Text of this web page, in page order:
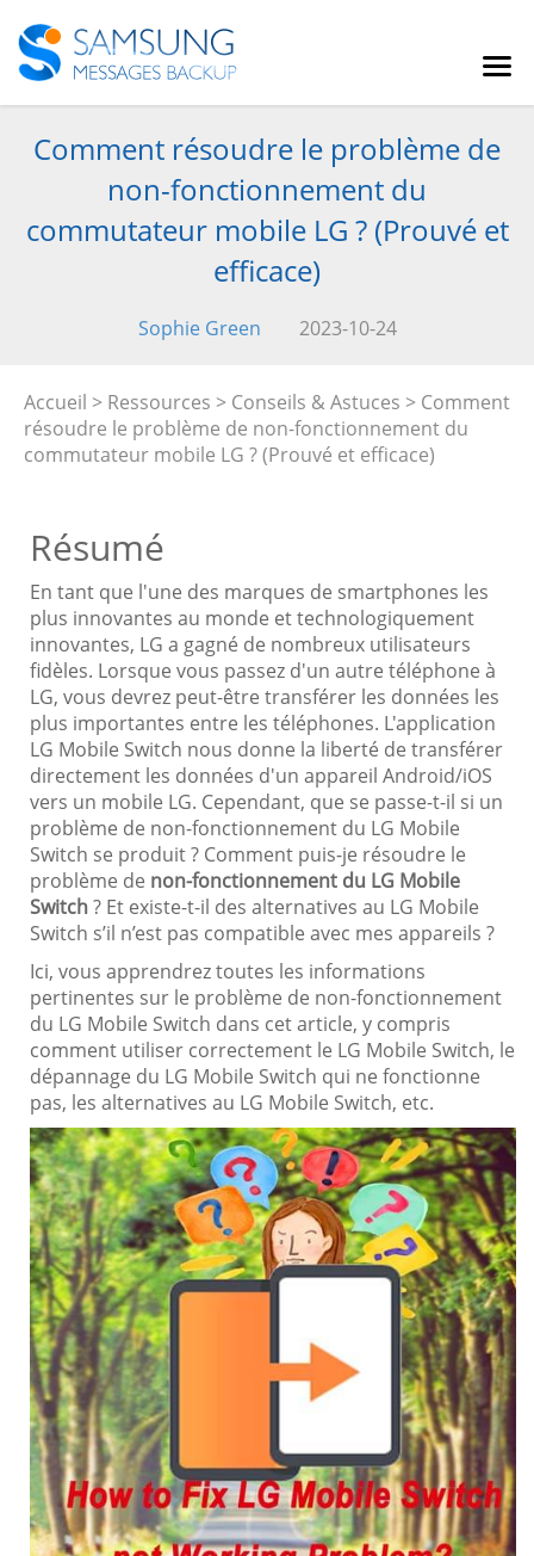
Comment résoudre le problème de
non-fonctionnement du
commutateur mobile LG ? (Prouvé et
efficace)
Sophie Green 2023-10-24
Accueil > Ressources > Conseils & Astuces > Comment
résoudre le problème de non-fonctionnement du
commutateur mobile LG ? (Prouvé et efficace)
Résumé
En tant que l'une des marques de smartphones les
plus innovantes au monde et technologiquement
innovantes, LG a gagné de nombreux utilisateurs
fidèles. Lorsque vous passez d'un autre téléphone à
LG, vous devrez peut-être transférer les données les
plus importantes entre les téléphones. L'application
LG Mobile Switch nous donne la liberté de transférer
directement les données d'un appareil Android/iOS
vers un mobile LG. Cependant, que se passe-t-il si un
problème de non-fonctionnement du LG Mobile
Switch se produit ? Comment puis-je résoudre le
problème de non-fonctionnement du LG Mobile
Switch? Et existe-t-il des alternatives au LG Mobile
Switch s’il n’est pas compatible avec mes appareils ?
Ici, vous apprendrez toutes les informations
pertinentes sur le problème de non-fonctionnement
du LG Mobile Switch dans cet article, y compris
comment utiliser correctement le LG Mobile Switch, le
dépannage du LG Mobile Switch qui ne fonctionne
pas, les alternatives au LG Mobile Switch, etc.